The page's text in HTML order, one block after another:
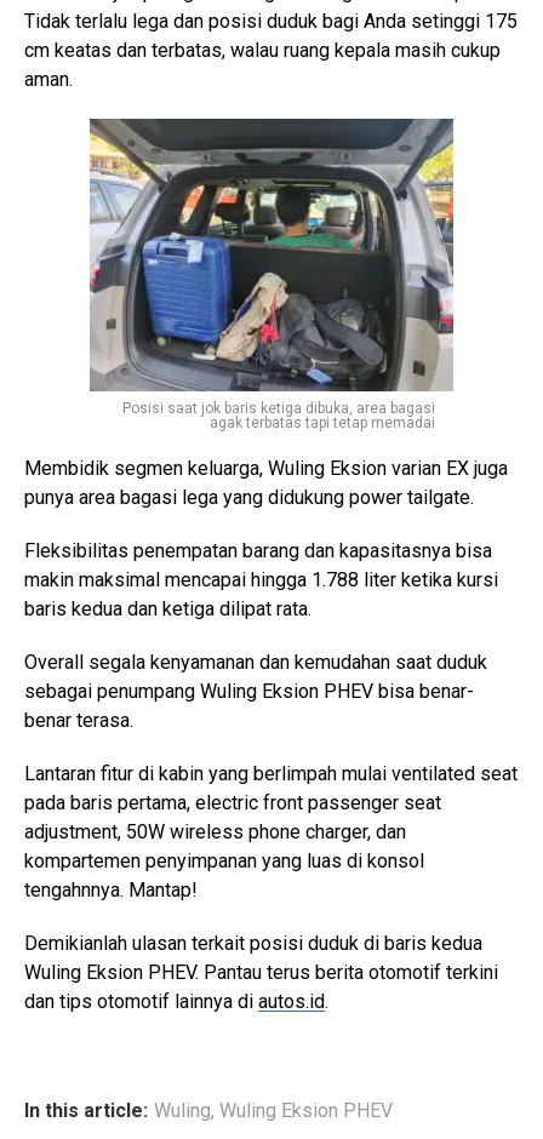
Tidak terlalu lega dan posisi duduk bagi Anda setinggi 175
cm keatas dan terbatas, walau ruang kepala masih cukup
aman.
Posisi saat jok baris ketiga dibuka, area bagasi
agak terbatas tapi tetap memadai
Membidik segmen keluarga, Wuling Eksion varian EX juga
punya area bagasi lega yang didukung power tailgate.
Fleksibilitas penempatan barang dan kapasitasnya bisa
makin maksimal mencapai hingga 1.788 liter ketika kursi
baris kedua dan ketiga dilipat rata.
Overall segala kenyamanan dan kemudahan saat duduk
sebagai penumpang Wuling Eksion PHEV bisa benar-
benar terasa.
Lantaran fitur di kabin yang berlimpah mulai ventilated seat
pada baris pertama, electric front passenger seat
adjustment, 50W wireless phone charger, dan
kompartemen penyimpanan yang luas di konsol
tengahnnya. Mantap!
Demikianlah ulasan terkait posisi duduk di baris kedua
Wuling Eksion PHEV. Pantau terus berita otomotif terkini
dan tips otomotif lainnya di autos.id.
In this article: Wuling, Wuling Eksion PHEV